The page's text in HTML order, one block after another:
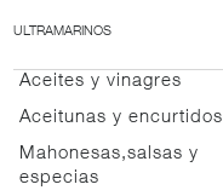
ULTRAMARINOS
Aceites y vinagres
Aceite de girasol
Aceite de oliva
Aceite de semilla
Aceitunas y encurtidos
Manzanilla
Rellenas anchoa
Mahonesas,salsas y
especias